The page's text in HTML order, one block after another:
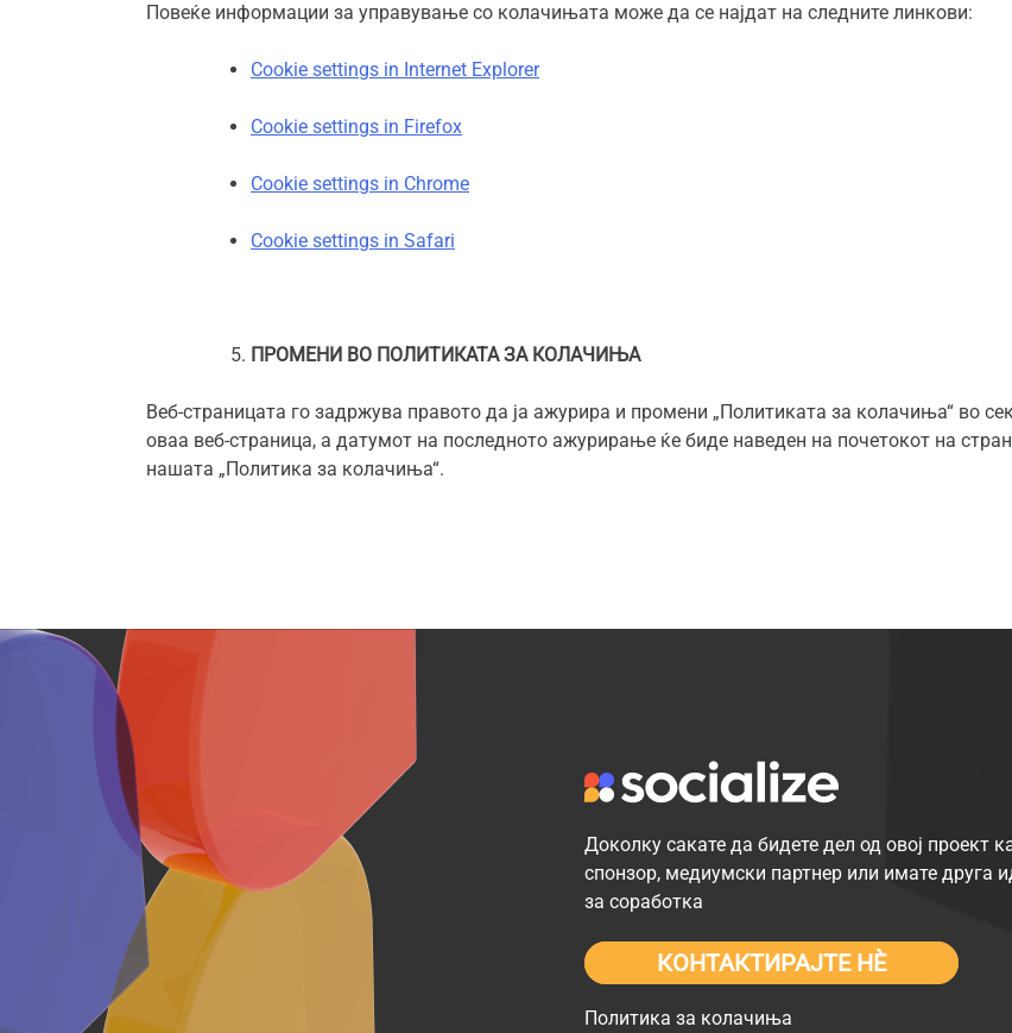
Повеќе информации за управување со колачињата може да се најдат на следните линкови:
Cookie settings in Internet Explorer
Cookie settings in Firefox
Cookie settings in Chrome
Cookie settings in Safari
ПРОМЕНИ ВО ПОЛИТИКАТА ЗА КОЛАЧИЊА
Веб-страницата го задржува правото да ја ажурира и промени „Политиката за колачиња“ во
оваа веб-страница, а датумот на последното ажурирање ќе биде наведен на почетокот на
нашата „Политика за колачиња“.
Доколку сакате да бидете дел од овој проект
спонзор, медиумски партнер или имате друга
за соработка
КОНТАКТИРАЈТЕ НÈ
Политика за колачиња